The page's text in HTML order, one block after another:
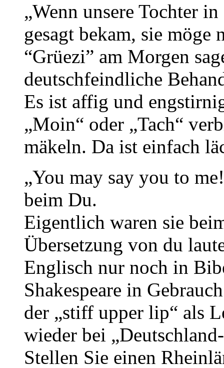
„Wenn unsere Tochter
gesagt bekam, sie möge
“Grüezi” am Morgen
deutschfeindliche
Es ist affig und
„Moin“ oder „Tach“
mäkeln. Da ist einfach
„You may say you to
beim Du.
Eigentlich waren sie
Übersetzung von du
Englisch nur noch in
Shakespeare in
der „stiff upper lip“ als
wieder bei
Stellen Sie einen